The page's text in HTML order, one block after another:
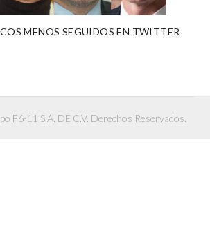
MENOS SEGUIDOS EN TWITTER
F6-11 S.A. DE C.V. Derechos Reservados.